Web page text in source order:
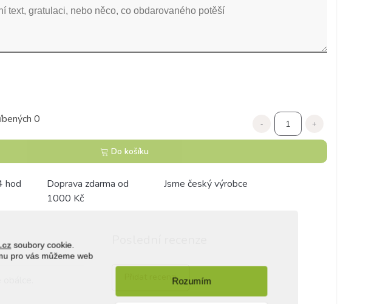
soubory cookie.
pro vás můžeme web
Rozumím
0 - +
Do košíku
hod
Doprava zdarma od
1000 Kč
Jsme český výrobce
Přidat recenzi